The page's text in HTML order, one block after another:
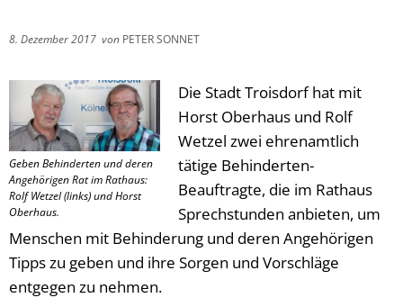
8. Dezember 2017 von PETER SONNET
Geben Behinderten und deren
Angehörigen Rat im Rathaus:
Rolf Wetzel (links) und Horst
Oberhaus.
Die Stadt Troisdorf hat mit
Horst Oberhaus und Rolf
Wetzel zwei ehrenamtlich
tätige Behinderten-
Beauftragte, die im Rathaus
Sprechstunden anbieten, um
Menschen mit Behinderung und deren Angehörigen
Tipps zu geben und ihre Sorgen und Vorschläge
entgegen zu nehmen.